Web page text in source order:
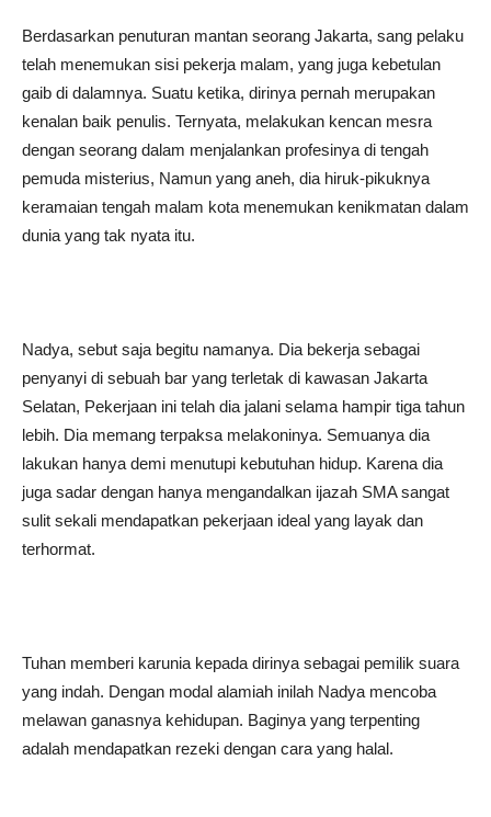
Berdasarkan penuturan mantan seorang Jakarta, sang pelaku
telah menemukan sisi pekerja malam, yang juga kebetulan
gaib di dalamnya. Suatu ketika, dirinya pernah merupakan
kenalan baik penulis. Ternyata, melakukan kencan mesra
dengan seorang dalam menjalankan profesinya di tengah
pemuda misterius, Namun yang aneh, dia hiruk-pikuknya
keramaian tengah malam kota menemukan kenikmatan dalam
dunia yang tak nyata itu.
Nadya, sebut saja begitu namanya. Dia bekerja sebagai
penyanyi di sebuah bar yang terletak di kawasan Jakarta
Selatan, Pekerjaan ini telah dia jalani selama hampir tiga tahun
lebih. Dia memang terpaksa melakoninya. Semuanya dia
lakukan hanya demi menutupi kebutuhan hidup. Karena dia
juga sadar dengan hanya mengandalkan ijazah SMA sangat
sulit sekali mendapatkan pekerjaan ideal yang layak dan
terhormat.
Tuhan memberi karunia kepada dirinya sebagai pemilik suara
yang indah. Dengan modal alamiah inilah Nadya mencoba
melawan ganasnya kehidupan. Baginya yang terpenting
adalah mendapatkan rezeki dengan cara yang halal.